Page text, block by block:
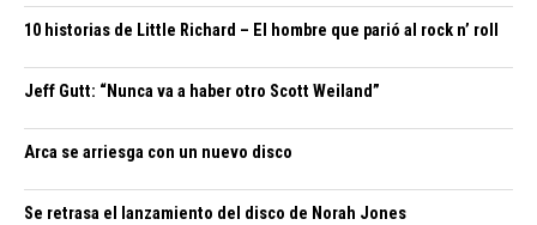
10 historias de Little Richard – El hombre que parió al rock n’ roll
Jeff Gutt: “Nunca va a haber otro Scott Weiland”
Arca se arriesga con un nuevo disco
Se retrasa el lanzamiento del disco de Norah Jones